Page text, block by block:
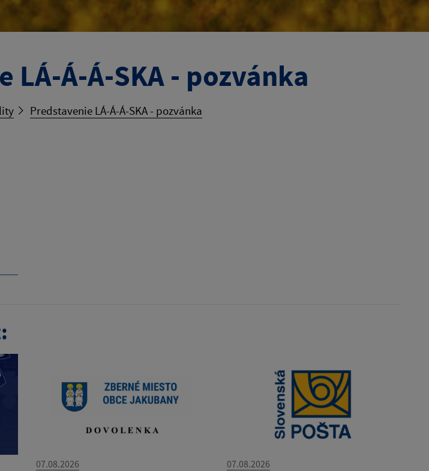
LÁ-Á-Á-SKA - pozvánka
Predstavenie LÁ-Á-Á-SKA - pozvánka
07.08.2026 07.08.2026